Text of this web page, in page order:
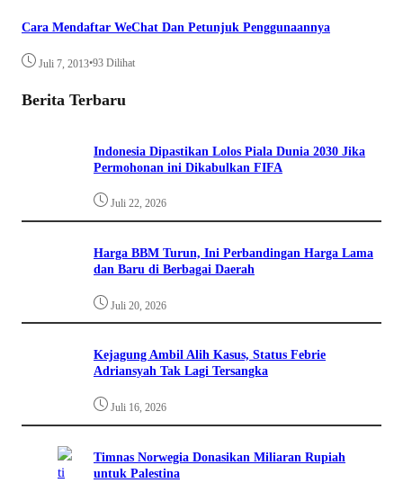
Cara Mendaftar WeChat Dan Petunjuk Penggunaannya
Juli 7, 2013•93 Dilihat
Berita Terbaru
Indonesia Dipastikan Lolos Piala Dunia 2030 Jika
Permohonan ini Dikabulkan FIFA
Juli 22, 2026
Harga BBM Turun, Ini Perbandingan Harga Lama
dan Baru di Berbagai Daerah
Juli 20, 2026
Kejagung Ambil Alih Kasus, Status Febrie
Adriansyah Tak Lagi Tersangka
Juli 16, 2026
Timnas Norwegia Donasikan Miliaran Rupiah
untuk Palestina